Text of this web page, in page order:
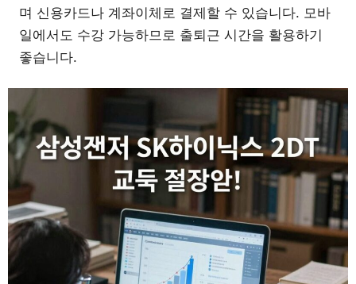
며 신용카드나 계좌이체로 결제할 수 있습니다. 모바
일에서도 수강 가능하므로 출퇴근 시간을 활용하기
좋습니다.